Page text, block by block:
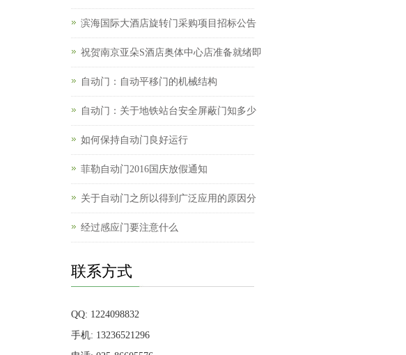
滨海国际大酒店旋转门采购项目招标公告
祝贺南京亚朵S酒店奥体中心店准备就绪即
自动门：自动平移门的机械结构
自动门：关于地铁站台安全屏蔽门知多少
如何保持自动门良好运行
菲勒自动门2016国庆放假通知
关于自动门之所以得到广泛应用的原因分
经过感应门要注意什么
联系方式
QQ: 1224098832
手机: 13236521296